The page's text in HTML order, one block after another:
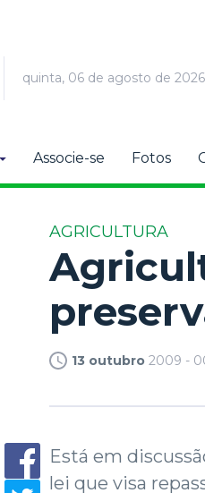
quinta, 06 de agosto de 2026
Associe-se Fotos
AGRICULTURA
13 outubro 2009 -
Está em
lei que visa